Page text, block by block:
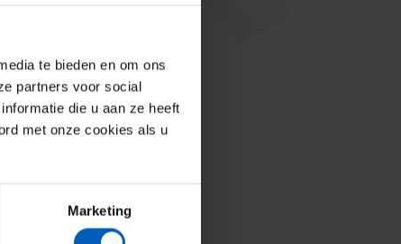
te bieden en om ons
partners voor social
die u aan ze heeft
met onze cookies als u
Marketing